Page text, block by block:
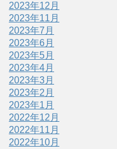
2023年12月
2023年11月
2023年7月
2023年6月
2023年5月
2023年4月
2023年3月
2023年2月
2023年1月
2022年12月
2022年11月
2022年10月